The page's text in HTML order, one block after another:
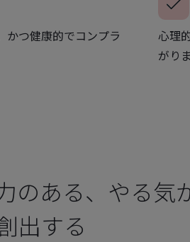
かつ健康的でコンプラ
心理
がり
ある、やる気
出する